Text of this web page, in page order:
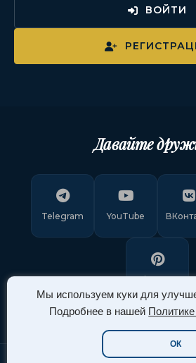
Мы используем куки для
Подробнее в нашей
ОК
ВОЙТИ
Давайте
Telegram YouTube
Pinterest